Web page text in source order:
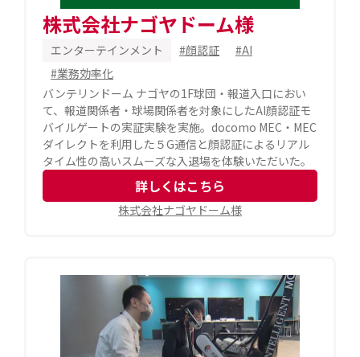
株式会社ナゴヤドーム様
エンターテインメント #顔認証
#AI
#業務効率化
バンテリンドーム ナゴヤの1F球団・報道入口におい
て、報道関係者・球場関係者を対象にしたAI顔認証モ
バイルゲートの実証実験を実施。docomo MEC・MEC
ダイレクトを利用した５G通信と顔認証によるリアル
タイム性の高いスムーズな入退場を体験いただいた。
詳しくはこちら
株式会社ナゴヤドーム様